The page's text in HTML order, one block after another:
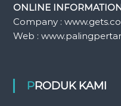
ONLINE
Company :
Web :
PRODUK KAMI